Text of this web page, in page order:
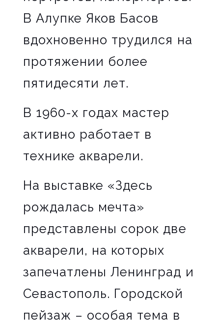
В Алупке Яков Басов
вдохновенно трудился на
протяжении более
пятидесяти лет.
В 1960-х годах мастер
активно работает в
технике акварели.
На выставке «Здесь
рождалась мечта»
представлены сорок две
акварели, на которых
запечатлены Ленинград и
Севастополь. Городской
пейзаж – особая тема в